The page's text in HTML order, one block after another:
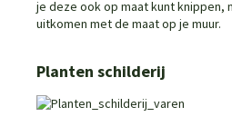
je deze ook op maat kunt knippen,
uitkomen met de maat op je muur.
Planten schilderij